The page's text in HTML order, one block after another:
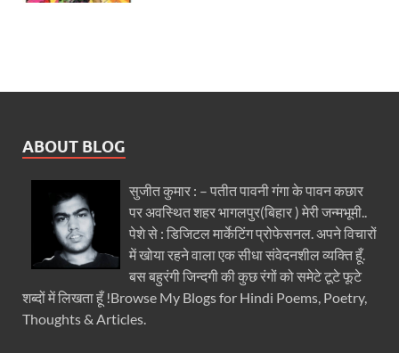
ABOUT BLOG
सुजीत कुमार : – पतीत पावनी गंगा के पावन कछार
पर अवस्थित शहर भागलपुर(बिहार ) मेरी जन्मभूमी..
पेशे से : डिजिटल मार्केटिंग प्रोफेसनल. अपने विचारों
में खोया रहने वाला एक सीधा संवेदनशील व्यक्ति हूँ.
बस बहुरंगी जिन्दगी की कुछ रंगों को समेटे टूटे फूटे
शब्दों में लिखता हूँ !Browse My Blogs for Hindi Poems, Poetry,
Thoughts & Articles.